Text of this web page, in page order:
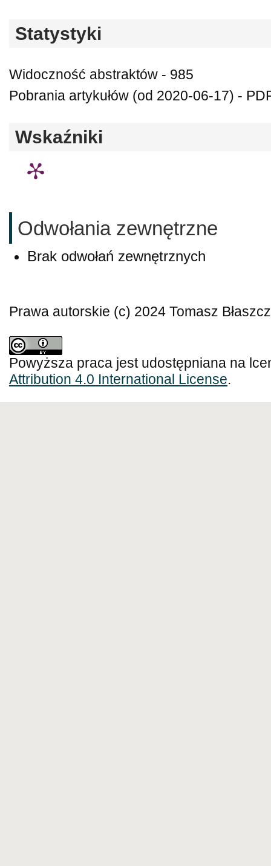
Statystyki
Widoczność abstraktów - 985
Pobrania artykułów (od 2020-06-17) -
Wskaźniki
Odwołania zewnętrzne
Brak odwołań zewnętrznych
Prawa autorskie (c) 2024 Tomasz
Powyższa praca jest udostępniana na
Attribution 4.0 International License.